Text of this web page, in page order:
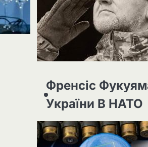
Френсіс
України В НАТО